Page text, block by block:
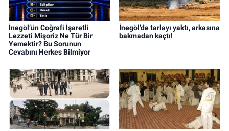
İnegöl’ün Coğrafi İşaretli
Lezzeti Mişoriz Ne Tür Bir
Yemektir? Bu Sorunun
Cevabını Herkes Bilmiyor
İnegöl’de tarlayı yaktı, arkasına
bakmadan kaçtı!